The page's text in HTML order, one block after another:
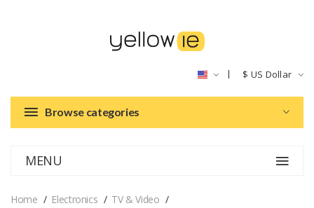
$ US Dollar
Browse categories
MENU
Home Electronics
TV & Video